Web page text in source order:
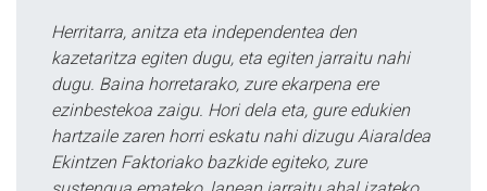
Herritarra, anitza eta independentea den
kazetaritza egiten dugu, eta egiten jarraitu nahi
dugu. Baina horretarako, zure ekarpena ere
ezinbestekoa zaigu. Hori dela eta, gure edukien
hartzaile zaren horri eskatu nahi dizugu Aiaraldea
Ekintzen Faktoriako bazkide egiteko, zure